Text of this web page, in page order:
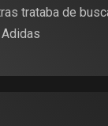
trataba de